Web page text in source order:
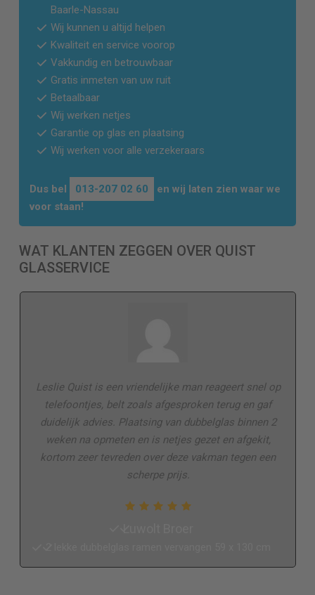
Baarle-Nassau
Wij kunnen u altijd helpen
Kwaliteit en service voorop
Vakkundig en betrouwbaar
Gratis inmeten van uw ruit
Betaalbaar
Wij werken netjes
Garantie op glas en plaatsing
Wij werken voor alle verzekeraars
Dus bel 013-207 02 60
en wij laten zien waar we
voor staan!
WAT KLANTEN ZEGGEN OVER QUIST
GLASSERVICE
Leslie Quist is een vriendelijke man reageert snel op
telefoontjes, belt zoals afgesproken terug en gaf
duidelijk advies. Plaatsing van dubbelglas binnen 2
weken na opmeten en is netjes gezet en afgekit,
kortom zeer tevreden over deze vakman tegen een
scherpe prijs.